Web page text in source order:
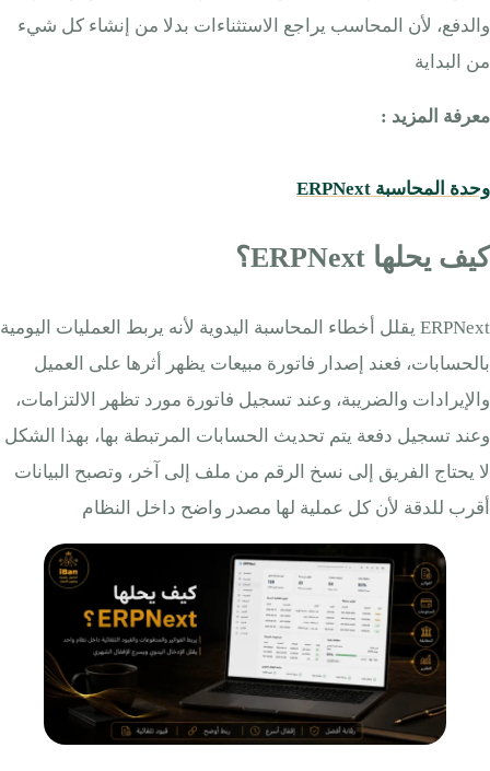
والدفع، لأن المحاسب يراجع الاستثناءات بدلا من إنشاء كل شيء
من البداية
معرفة المزيد :
وحدة المحاسبة ERPNext
كيف يحلها ERPNext؟
ERPNext يقلل أخطاء المحاسبة اليدوية لأنه يربط العمليات اليومية
بالحسابات، فعند إصدار فاتورة مبيعات يظهر أثرها على العميل
والإيرادات والضريبة، وعند تسجيل فاتورة مورد تظهر الالتزامات،
وعند تسجيل دفعة يتم تحديث الحسابات المرتبطة بها، بهذا الشكل
لا يحتاج الفريق إلى نسخ الرقم من ملف إلى آخر، وتصبح البيانات
أقرب للدقة لأن كل عملية لها مصدر واضح داخل النظام